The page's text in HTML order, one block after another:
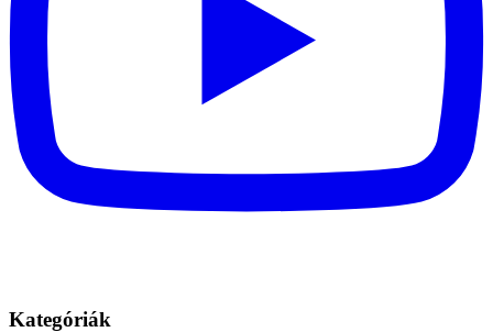
Kategóriák